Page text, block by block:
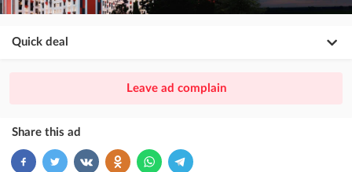
Quick deal
ad placement above VIP + paid promotion on Instagram
VIP
ad placement above free ads
Leave ad complain
Share this ad